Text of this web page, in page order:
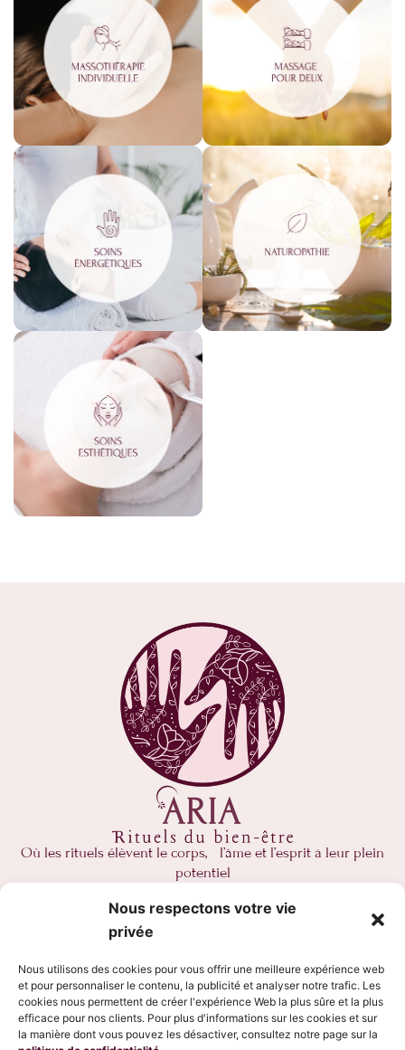
Nous respectons votre vie
privée
Nous utilisons des cookies pour vous offrir une meilleure expérience web
et pour personnaliser le contenu, la publicité et analyser notre trafic. Les
cookies nous permettent de créer l'expérience Web la plus sûre et la plus
efficace pour nos clients. Pour plus d'informations sur les cookies et sur
la manière dont vous pouvez les désactiver, consultez notre page sur la
Où les rituels élèvent le corps, l’âme et l’esprit à leur plein
potentiel
NOUS JOINDRE
371 Rue Saint-Paul, Québec, G1K 3X3
info@ariarituels.com
Ouvert 365 jours de 9h à 20h